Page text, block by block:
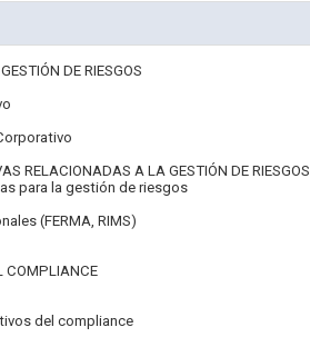
DE RIESGOS
RELACIONADAS A LA GESTIÓN DE RIESGOS
para la gestión de riesgos
(FERMA, RIMS)
COMPLIANCE
del compliance